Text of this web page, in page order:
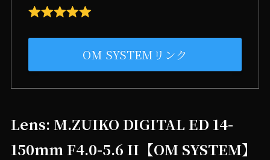
OM SYSTEMリンク
Lens: M.ZUIKO DIGITAL ED 14-
150mm F4.0-5.6 II【OM SYSTEM】